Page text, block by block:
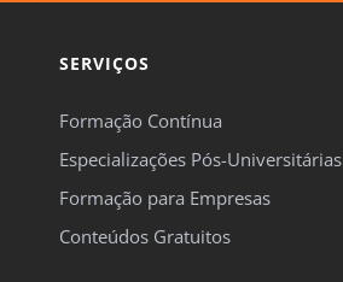
SERVIÇOS
Formação Contínua
Especializações Pós-Universitárias
Formação para Empresas
Conteúdos Gratuitos